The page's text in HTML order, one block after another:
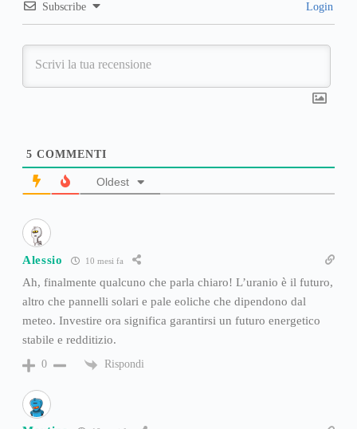
Subscribe Login
5 COMMENTI
Oldest
Alessio 10 mesi fa
Ah, finalmente qualcuno che parla chiaro! L’uranio è il futuro,
altro che pannelli solari e pale eoliche che dipendono dal
meteo. Investire ora significa garantirsi un futuro energetico
stabile e redditizio.
0 Rispondi